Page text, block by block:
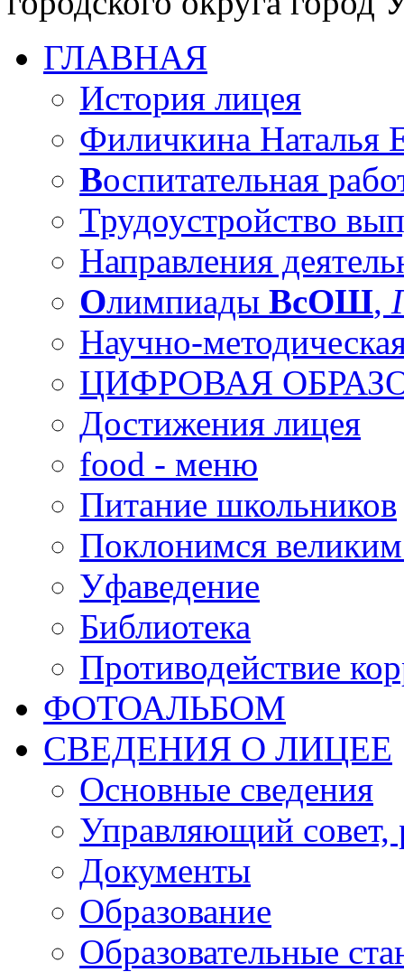
ГЛАВНАЯ
История лицея
Филичкина Наталья
Воспитательная
Трудоустройство
Направления
Олимпиады ВсОШ,
Научно-
ЦИФРОВАЯ
Достижения лицея
food - меню
Питание школьников
Поклонимся
Уфаведение
Библиотека
Противодействие
ФОТОАЛЬБОМ
СВЕДЕНИЯ О ЛИЦЕЕ
Основные сведения
Управляющий совет,
Документы
Образование
Образовательные